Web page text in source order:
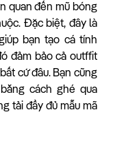
quan đến mũ bóng
Đặc biệt, đây là
bạn tạo cá tính
đảm bảo cả outffit
cứ đâu. Bạn cũng
cách ghé qua
tải đầy đủ mẫu mã